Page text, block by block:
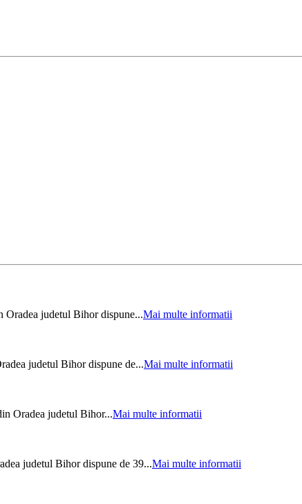
judetul Bihor dispune...Mai multe informatii
judetul Bihor dispune de...Mai multe informatii
Oradea judetul Bihor...Mai multe informatii
judetul Bihor dispune de 39...Mai multe informatii